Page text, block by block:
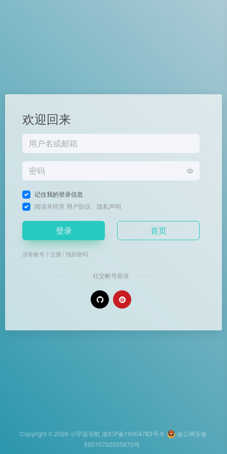
欢迎回来
记住我的登录信息
阅读并同意 用户协议 隐私声明
登录 首页
没有账号？注册/找回密码
社交帐号登录
Copyright © 2026 小宇宙导航 渝ICP备19004783号-6
渝公网安备
50010702505670号